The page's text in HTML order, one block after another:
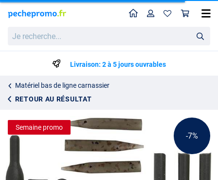
recherche...
HomeProfil
Livraison: 2 à 5 jours ouvrables
Matériel bas de ligne carnassier
RETOUR AU RÉSULTAT
Kit Rotary Uptrace camouflage Fox Rage Predator (5 pièces)
-7%
Semaine promo